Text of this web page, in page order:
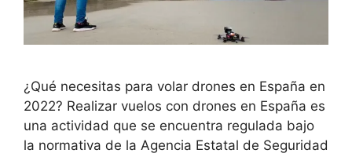
¿Qué necesitas para volar drones en España en
2022? Realizar vuelos con drones en España es
una actividad que se encuentra regulada bajo
la normativa de la Agencia Estatal de Seguridad